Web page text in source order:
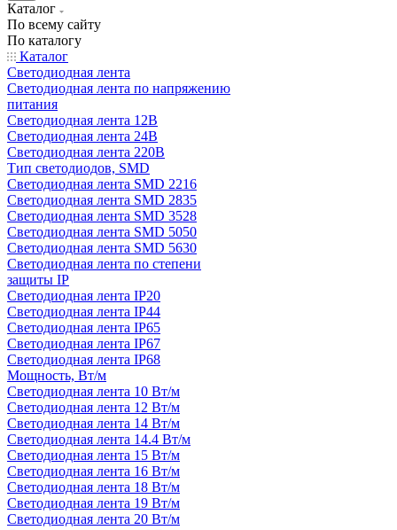
Каталог
По всему сайту
По каталогу
Каталог
Светодиодная лента
Светодиодная лента по напряжению
питания
Светодиодная лента 12В
Светодиодная лента 24В
Светодиодная лента 220В
Тип светодиодов, SMD
Cветодиодная лента SMD 2216
Светодиодная лента SMD 2835
Светодиодная лента SMD 3528
Светодиодная лента SMD 5050
Светодиодная лента SMD 5630
Светодиодная лента по степени
защиты IP
Светодиодная лента IP20
Светодиодная лента IP44
Светодиодная лента IP65
Светодиодная лента IP67
Светодиодная лента IP68
Мощность, Вт/м
Светодиодная лента 10 Вт/м
Светодиодная лента 12 Вт/м
Светодиодная лента 14 Вт/м
Светодиодная лента 14.4 Вт/м
Светодиодная лента 15 Вт/м
Светодиодная лента 16 Вт/м
Светодиодная лента 18 Вт/м
Светодиодная лента 19 Вт/м
Светодиодная лента 20 Вт/м